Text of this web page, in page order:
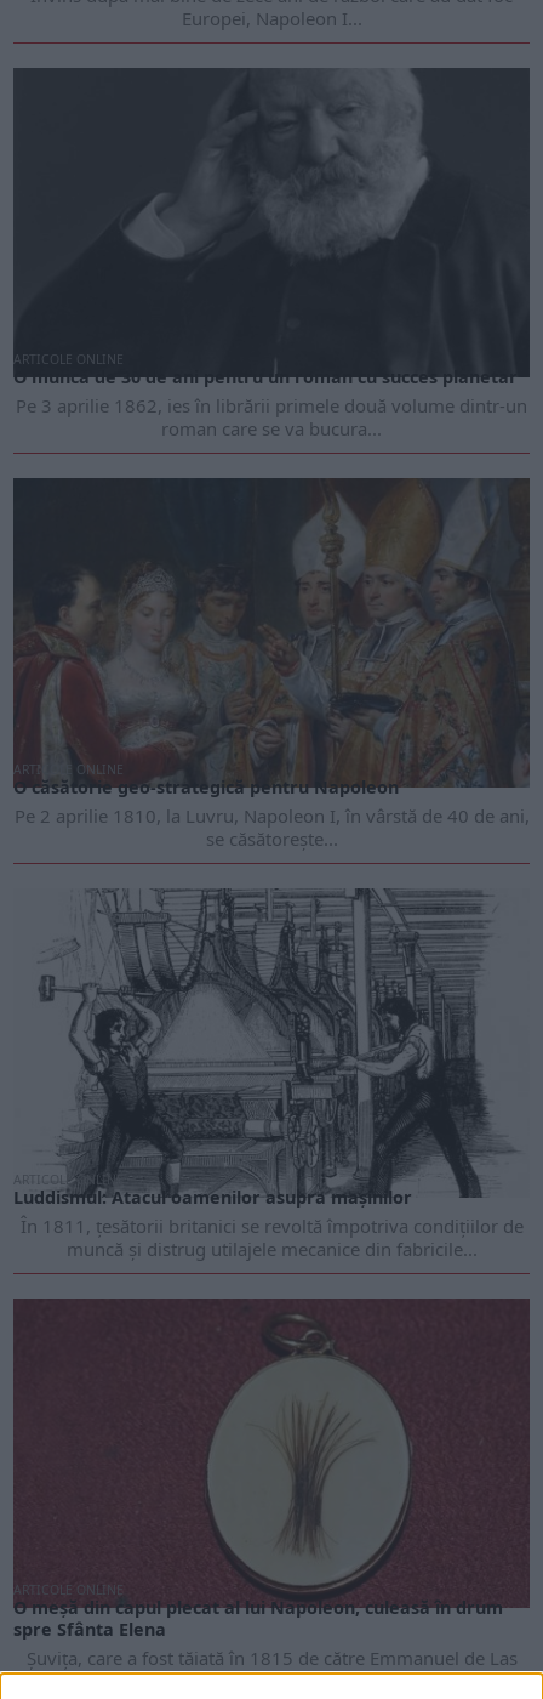
Europei, Napoleon I...
ARTICOLE ONLINE
O muncă de 30 de ani pentru un roman cu succes planetar
Pe 3 aprilie 1862, ies în librării primele două volume dintr-un
roman care se va bucura...
ARTICOLE ONLINE
O căsătorie geo-strategică pentru Napoleon
Pe 2 aprilie 1810, la Luvru, Napoleon I, în vârstă de 40 de ani,
se căsătorește...
ARTICOLE ONLINE
Luddismul: Atacul oamenilor asupra mașinilor
În 1811, țesătorii britanici se revoltă împotriva condițiilor de
muncă și distrug utilajele mecanice din fabricile...
ARTICOLE ONLINE
O meșă din capul plecat al lui Napoleon, culeasă în drum
spre Sfânta Elena
Șuvița, care a fost tăiată în 1815 de către Emmanuel de Las
Cases, autorul Memorialului de...